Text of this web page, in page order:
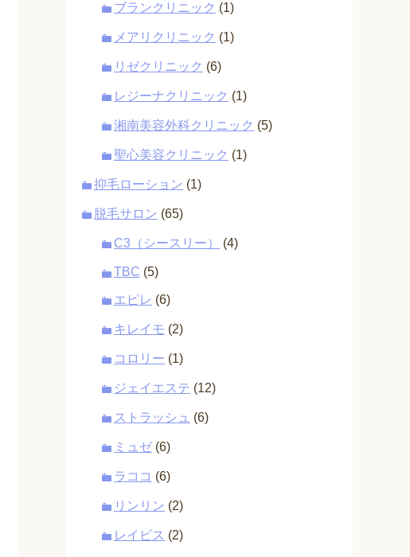
ブランクリニック (1)
メアリクリニック (1)
リゼクリニック (6)
レジーナクリニック (1)
湘南美容外科クリニック (5)
聖心美容クリニック (1)
抑毛ローション (1)
脱毛サロン (65)
C3（シースリー） (4)
TBC (5)
エピレ (6)
キレイモ (2)
コロリー (1)
ジェイエステ (12)
ストラッシュ (6)
ミュゼ (6)
ラココ (6)
リンリン (2)
レイビス (2)